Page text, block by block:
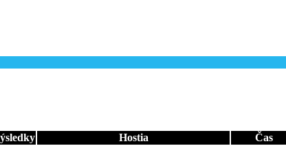
Hostia
Čas